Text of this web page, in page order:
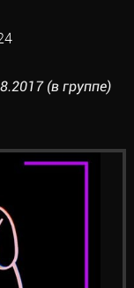
(в группе)